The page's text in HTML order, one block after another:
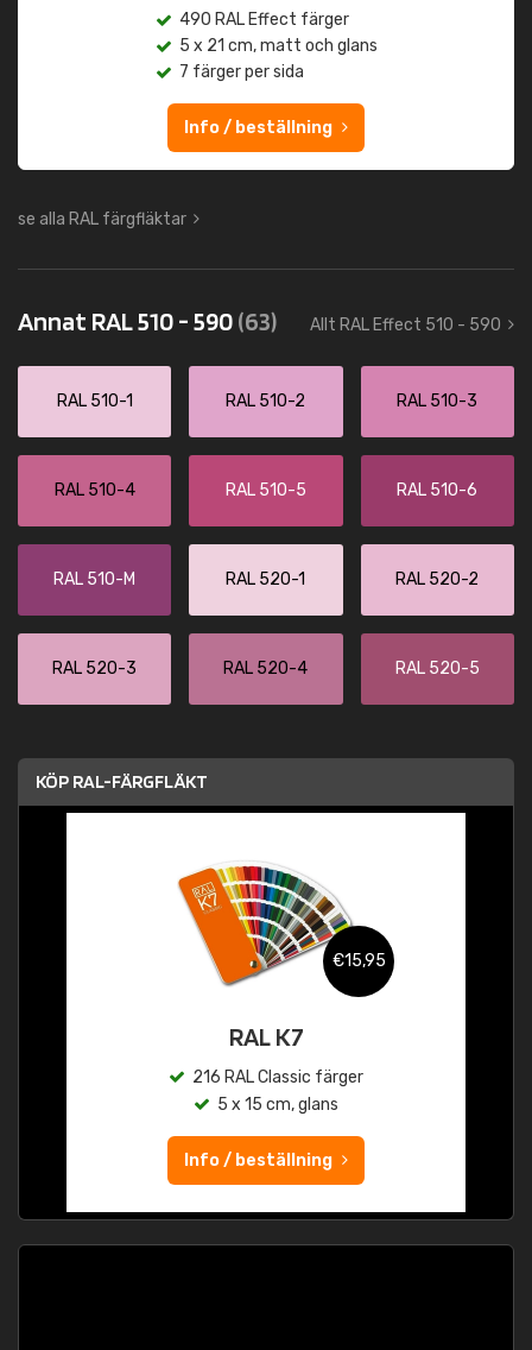
490 RAL Effect färger
5 x 21 cm, matt och glans
7 färger per sida
Info / beställning
se alla RAL färgfläktar
Annat RAL 510 - 590(63) Allt RAL Effect 510 - 590
RAL 510-1 RAL 510-2 RAL 510-3
RAL 510-4 RAL 510-5 RAL 510-6
RAL 510-M RAL 520-1 RAL 520-2
RAL 520-3 RAL 520-4 RAL 520-5
KÖP RAL-FÄRGFLÄKT
€15,95
RAL K7
216 RAL Classic färger
5 x 15 cm, glans
Info / beställning